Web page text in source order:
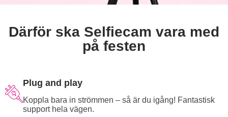
Därför ska Selfiecam vara med
på festen
Plug and play
Koppla bara in strömmen – så är du igång! Fantastisk
support hela vägen.